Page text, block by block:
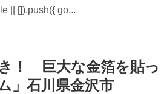
|| []).push({ go...
！ 巨大な金箔を貼っ
」石川県金沢市